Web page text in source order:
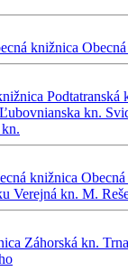
knižnica
Podtatranská
Ľubovnianska kn.
knižnica
Verejná kn. M.
Záhorská kn.